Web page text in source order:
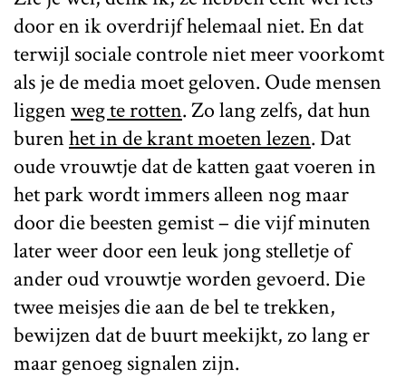
door en ik overdrijf helemaal niet. En dat
terwijl sociale controle niet meer voorkomt
als je de media moet geloven. Oude mensen
liggenweg te rotten. Zo lang zelfs, dat hun
burenhet in de krant moeten lezen. Dat
oude vrouwtje dat de katten gaat voeren in
het park wordt immers alleen nog maar
door die beesten gemist – die vijf minuten
later weer door een leuk jong stelletje of
ander oud vrouwtje worden gevoerd. Die
twee meisjes die aan de bel te trekken,
bewijzen dat de buurt meekijkt, zo lang er
maar genoeg signalen zijn.